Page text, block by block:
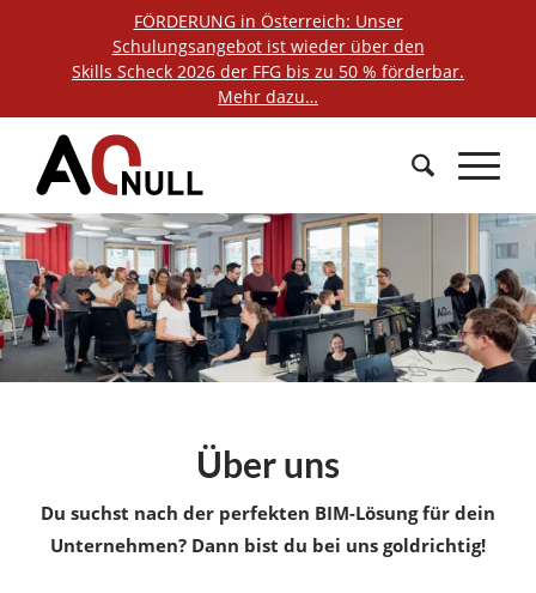
FÖRDERUNG in Österreich: Unser
Schulungsangebot ist wieder über den
Skills Scheck 2026 der FFG bis zu 50 % förderbar.
Mehr dazu…
Über uns
Du suchst nach der perfekten BIM-Lösung für dein
Unternehmen? Dann bist du bei uns goldrichtig!